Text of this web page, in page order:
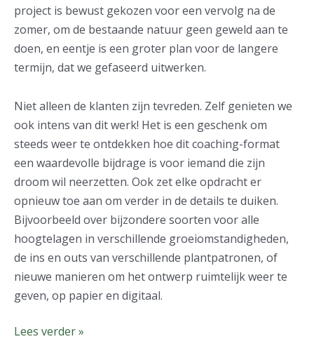
project is bewust gekozen voor een vervolg na de
zomer, om de bestaande natuur geen geweld aan te
doen, en eentje is een groter plan voor de langere
termijn, dat we gefaseerd uitwerken.
Niet alleen de klanten zijn tevreden. Zelf genieten we
ook intens van dit werk! Het is een geschenk om
steeds weer te ontdekken hoe dit coaching-format
een waardevolle bijdrage is voor iemand die zijn
droom wil neerzetten. Ook zet elke opdracht er
opnieuw toe aan om verder in de details te duiken.
Bijvoorbeeld over bijzondere soorten voor alle
hoogtelagen in verschillende groeiomstandigheden,
de ins en outs van verschillende plantpatronen, of
nieuwe manieren om het ontwerp ruimtelijk weer te
geven, op papier en digitaal.
Lees verder »